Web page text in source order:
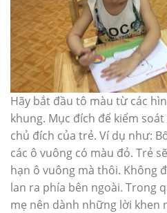
Hãy bắt đầu tô màu từ các
khung. Mục đích để kiểm
chủ đích của trẻ. Ví dụ như:
các ô vuông có màu đỏ. Trẻ
hạn ô vuông mà thôi. Không
lan ra phía bên ngoài. Trong
mẹ nên dành những lời khen